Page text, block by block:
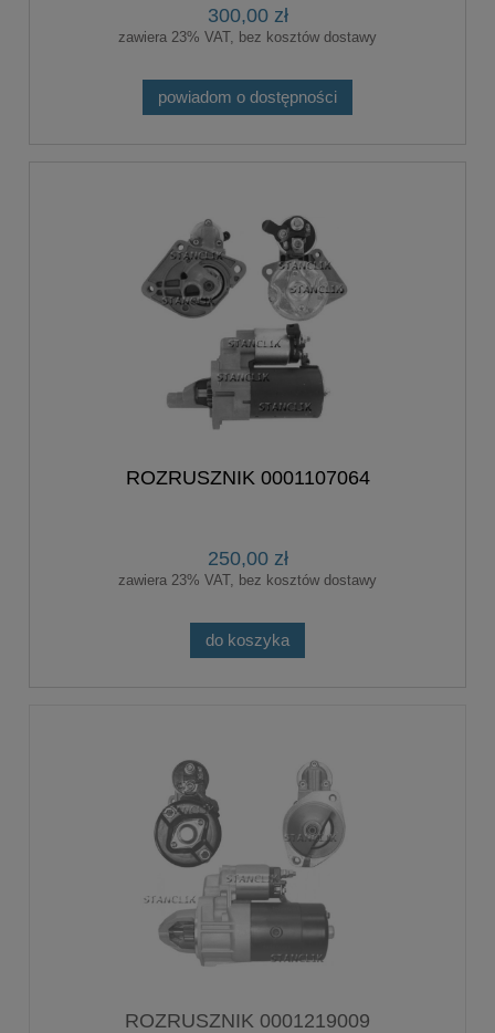
300,00 zł
zawiera 23% VAT, bez kosztów dostawy
powiadom o dostępności
ROZRUSZNIK 0001107064
250,00 zł
zawiera 23% VAT, bez kosztów dostawy
do koszyka
ROZRUSZNIK 0001219009